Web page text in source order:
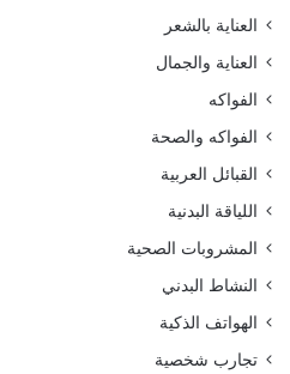
العناية بالشعر
العناية والجمال
الفواكه
الفواكه والصحة
القبائل العربية
اللياقة البدنية
المشروبات الصحية
النشاط البدني
الهواتف الذكية
تجارب شخصية